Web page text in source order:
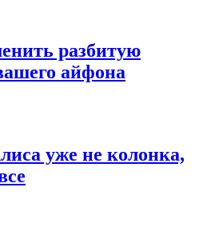
разбитую
айфона
уже не колонка,